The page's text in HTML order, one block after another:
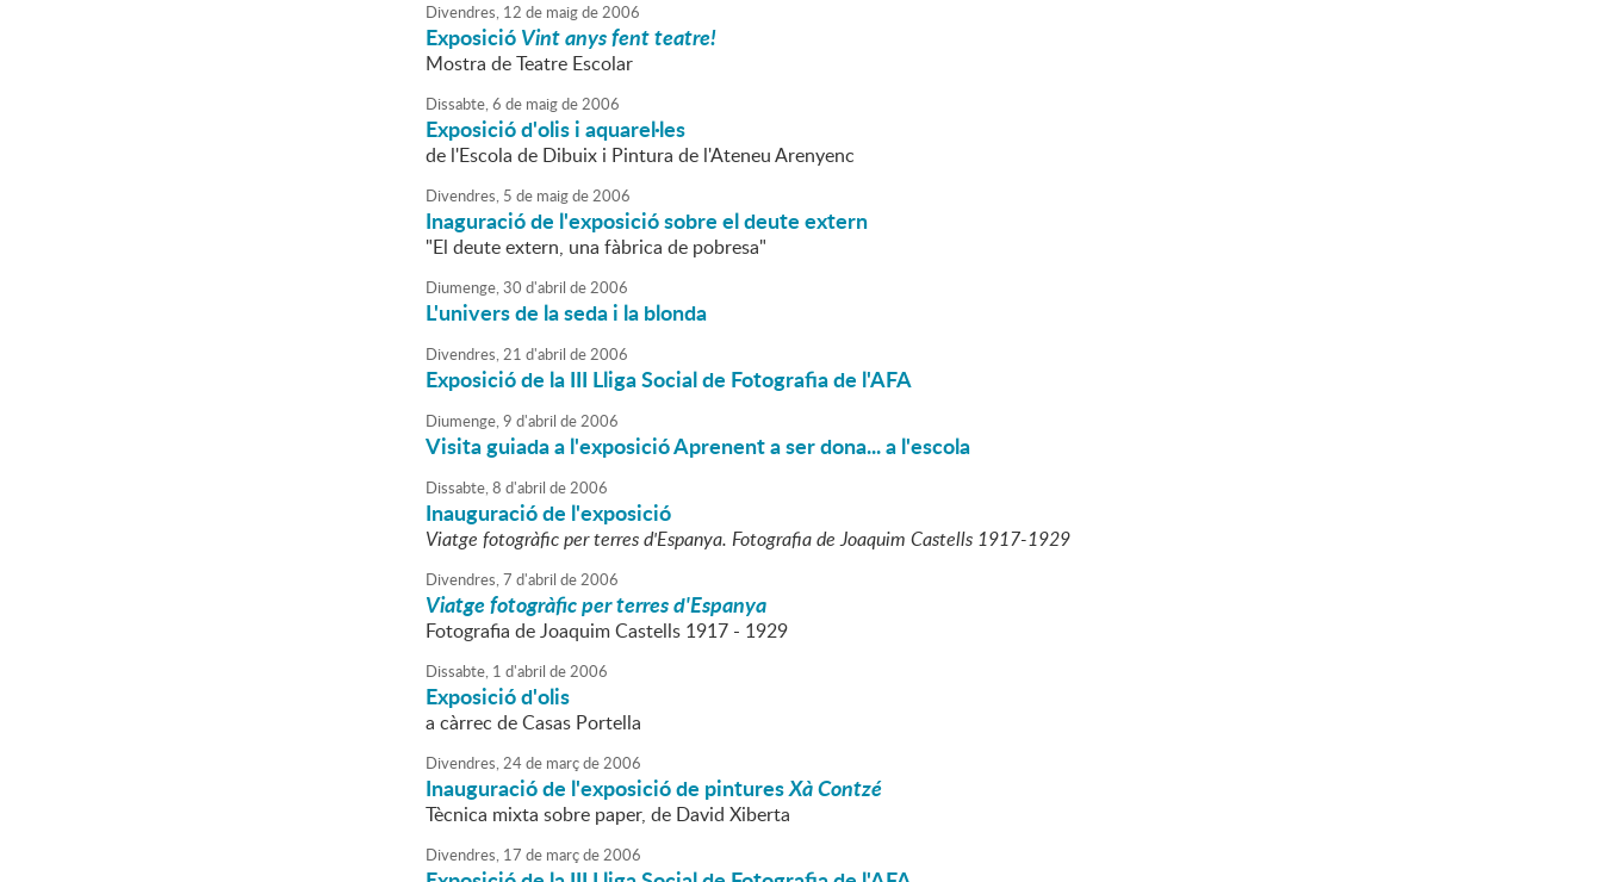
Divendres, 12 de maigde2006
ExposicióVint anys fent teatre!
Mostra de Teatre Escolar
Dissabte,6 de maigde2006
Exposició d'olis i aquarel·les
de l'Escola de Dibuix i Pintura de l'Ateneu Arenyenc
Divendres, 5 de maigde2006
Inaguració de l'exposició sobre el deute extern
"El deute extern, una fàbrica de pobresa"
Diumenge,30 d'abril de2006
L'univers de la seda i la blonda
Divendres,21 d'abril de2006
Exposició de la III Lliga Social de Fotografia de l'AFA
Diumenge,9 d'abril de2006
Visita guiada a l'exposició Aprenent a ser dona... a l'escola
Dissabte,8 d'abril de2006
Inauguració de l'exposició
Viatge fotogràfic per terres d'Espanya. Fotografia de Joaquim Castells 1917-1929
Divendres,7 d'abril de2006
Viatge fotogràfic per terres d'Espanya
Fotografia de Joaquim Castells 1917 - 1929
Dissabte, 1 d'abril de2006
Exposició d'olis
a càrrec de Casas Portella
Divendres,24de marçde2006
Inauguració de l'exposició de pinturesXà Contzé
Tècnica mixta sobre paper, de David Xiberta
Divendres, 17 de marçde2006